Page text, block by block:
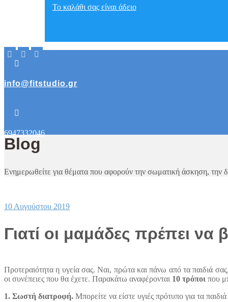
Το καλάθι σας είναι άδειο
info@fitstudio.gr
6947332046
Blog
Ενημερωθείτε για θέματα που αφορούν την σωματική άσκηση, την
10 Αυγούστου 2019
Γιατί οι μαμάδες πρέπει να
Προτεραιότητα η υγεία σας. Ναι, πρώτα και πάνω από τα παιδιά
οι συνέπειες που θα έχετε. Παρακάτω αναφέρονται 10 τρόποι που
1. Σωστή διατροφή. Μπορείτε να είστε υγιές πρότυπο για τα